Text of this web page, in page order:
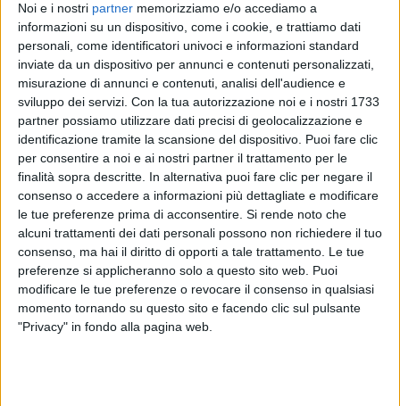
Noi e i nostri partner memorizziamo e/o accediamo a
informazioni su un dispositivo, come i cookie, e trattiamo dati
personali, come identificatori univoci e informazioni standard
inviate da un dispositivo per annunci e contenuti personalizzati,
misurazione di annunci e contenuti, analisi dell'audience e
sviluppo dei servizi. Con la tua autorizzazione noi e i nostri 1733
partner possiamo utilizzare dati precisi di geolocalizzazione e
identificazione tramite la scansione del dispositivo. Puoi fare clic
per consentire a noi e ai nostri partner il trattamento per le
finalità sopra descritte. In alternativa puoi fare clic per negare il
consenso o accedere a informazioni più dettagliate e modificare
le tue preferenze prima di acconsentire. Si rende noto che
alcuni trattamenti dei dati personali possono non richiedere il tuo
consenso, ma hai il diritto di opporti a tale trattamento. Le tue
preferenze si applicheranno solo a questo sito web. Puoi
modificare le tue preferenze o revocare il consenso in qualsiasi
momento tornando su questo sito e facendo clic sul pulsante
"Privacy" in fondo alla pagina web.
VIDEOINTERVISTA ATUPERTU 12 feb 2025
Tony Effe a Sanremo: "Mi piacerebbe
tornare a lavorare nel cinema"
L'artista ha anche raccontato che la mamma Annarita
lo raggiungerà a Sanremo
diMara Bizzoco